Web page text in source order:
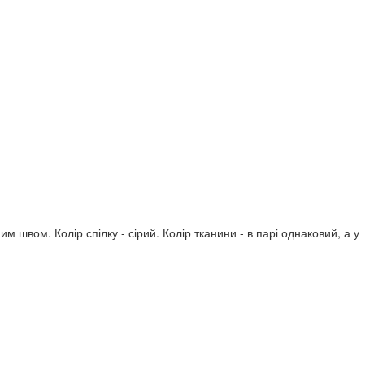
швом. Колір спілку - сірий. Колір тканини - в парі однаковий, а у